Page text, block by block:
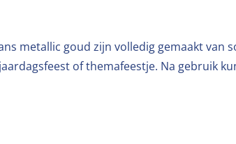
metallic goud zijn volledig gemaakt van
of themafeestje. Na gebruik